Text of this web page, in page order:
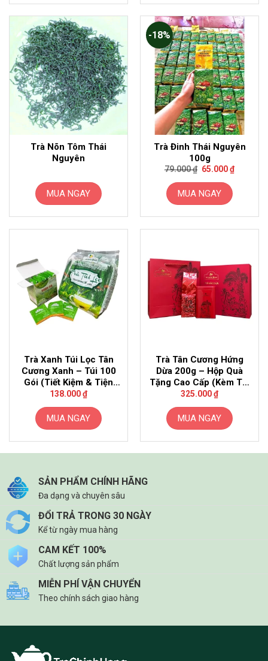
Trà Nõn Tôm Thái
Nguyên
MUA NGAY
-18%
Trà Đinh Thái Nguyên
100g
79.000₫ Giá
là:
79.000 ₫.
65.000₫Giá
hiện
MUA NGAY
Trà Xanh Túi Lọc Tân
Cương Xanh – Túi 100
Gói (Tiết Kiệm & Tiện
Lợi)
138.000₫
MUA NGAY
Trà Tân Cương Hứng
Dừa 200g – Hộp Quà
Tặng Cao Cấp (Kèm Túi
Giấy)
325.000₫
MUA NGAY
SẢN PHẨM CHÍNH HÃNG
Đa dạng và chuyên sâu
ĐỔI TRẢ TRONG 30 NGÀY
Kể từ ngày mua hàng
CAM KẾT 100%
Chất lượng sản phẩm
MIỄN PHÍ VẬN CHUYỂN
Theo chính sách giao hàng